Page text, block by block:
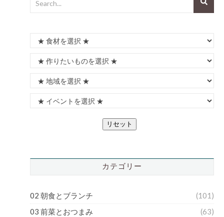
リセット
カテゴリー
02 朝食とブランチ
(101)
03 前菜とおつまみ
(63)